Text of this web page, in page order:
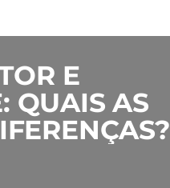
E
QUAIS AS